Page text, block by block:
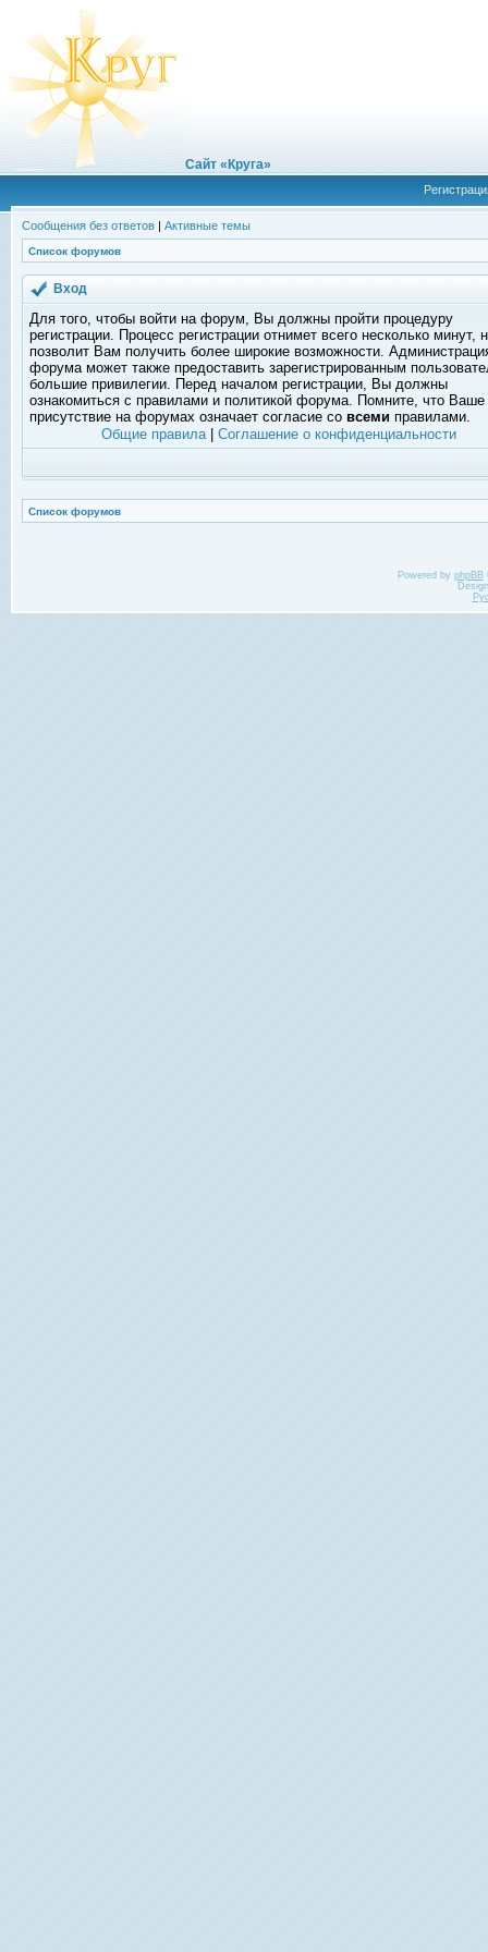
Сайт «Круга»
Сообщения без ответов | Активные темы
Список форумов
Вход
Для того, чтобы войти на форум, Вы должны пройти процедуру
регистрации. Процесс регистрации отнимет всего несколько минут,
позволит Вам получить более широкие возможности.
форума может также предоставить зарегистрированным
большие привилегии. Перед началом регистрации, Вы должны
ознакомиться с правилами и политикой форума. Помните, что Ваше
присутствие на форумах означает согласие со всеми правилами.
Общие правила| Соглашение о конфиденциальности
Список форумов
Powered by phpBB